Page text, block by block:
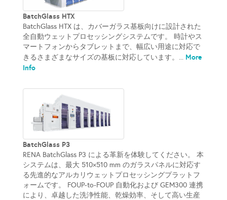
BatchGlass HTX
BatchGlass HTX は、カバーガラス基板向けに設計された
全自動ウェットプロセッシングシステムです。 時計やス
マートフォンからタブレットまで、幅広い用途に対応で
きるさまざまなサイズの基板に対応しています。... More
Info
BatchGlass P3
RENA BatchGlass P3 による革新を体験してください。 本
システムは、最大 510×510 mm のガラスパネルに対応す
る先進的なアルカリウェットプロセッシングプラットフ
ォームです。 FOUP-to-FOUP 自動化および GEM300 連携
により、卓越した洗浄性能、乾燥効率、そして高い生産